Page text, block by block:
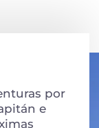
por
e